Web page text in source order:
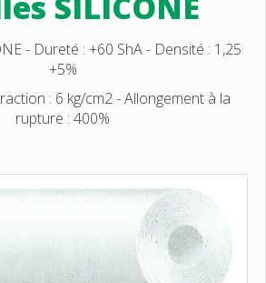
- Dureté : +60 ShA - Densité : 1,25
+5%
: 6 kg/cm2 - Allongement à la
rupture : 400%